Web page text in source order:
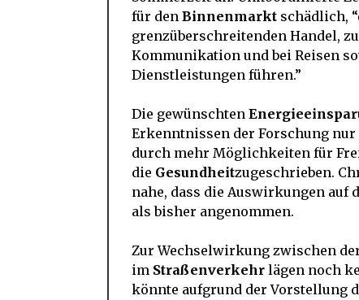
für den Binnenmarkt schädlich,
grenzüberschreitenden Handel,
Kommunikation und bei Reisen
Dienstleistungen führen.”
Die gewünschten
Erkenntnissen der Forschung
durch mehr Möglichkeiten für
die Gesundheitzugeschrieben.
nahe, dass die Auswirkungen
als bisher angenommen.
Zur Wechselwirkung zwischen
im Straßenverkehr lägen noch
könnte aufgrund der Vorstellung